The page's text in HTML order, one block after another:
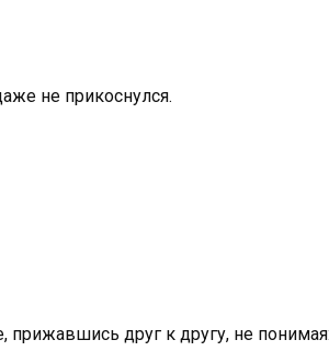
не прикоснулся.
друг к другу, не